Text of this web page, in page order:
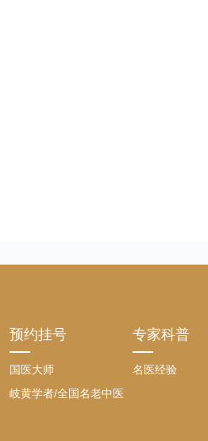
预约挂号
国医大师
岐黄学者/全国名老中医
专家科普
名医经验